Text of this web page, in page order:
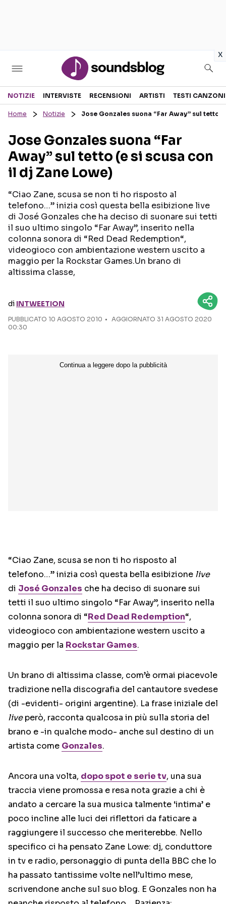
x
Sezioni
RECENSIONI MUSICALI
INTERVISTE
GOSSIP E CURIOSITÀ
TESTI CANZONI
TOUR ED EVENTI
Seguici sui social
NOTIZIE INTERVISTE RECENSIONI ARTISTI TESTI CANZONI
Home Notizie Jose Gonzales suona “Far Away” sul tetto
Jose Gonzales suona “Far
Away” sul tetto (e si scusa con
il dj Zane Lowe)
“Ciao Zane, scusa se non ti ho risposto al
telefono…” inizia così questa bella esibizione live
di José Gonzales che ha deciso di suonare sui tetti
il suo ultimo singolo “Far Away”, inserito nella
colonna sonora di “Red Dead Redemption“,
videogioco con ambientazione western uscito a
maggio per la Rockstar Games.Un brano di
altissima classe,
di INTWEETION
PUBBLICATO 10 AGOSTO 2010
AGGIORNATO 31 AGOSTO 2020
00:30
“Ciao Zane, scusa se non ti ho risposto al
telefono…” inizia così questa bella esibizione live
di José Gonzales che ha deciso di suonare sui
tetti il suo ultimo singolo “Far Away”, inserito nella
colonna sonora di “Red Dead Redemption“,
videogioco con ambientazione western uscito a
maggio per la Rockstar Games.
Un brano di altissima classe, com’è ormai piacevole
tradizione nella discografia del cantautore svedese
(di -evidenti- origini argentine). La frase iniziale del
liveperò, racconta qualcosa in più sulla storia del
brano e -in qualche modo- anche sul destino di un
artista come Gonzales.
Ancora una volta, dopo spot e serie tv, una sua
traccia viene promossa e resa nota grazie a chi è
andato a cercare la sua musica talmente ‘intima’ e
poco incline alle luci dei riflettori da faticare a
raggiungere il successo che meriterebbe. Nello
specifico ci ha pensato Zane Lowe: dj, conduttore
in tv e radio, personaggio di punta della BBC che lo
ha passato tantissime volte nell’ultimo mese,
scrivendone anche sul suo blog. E Gonzales non ha